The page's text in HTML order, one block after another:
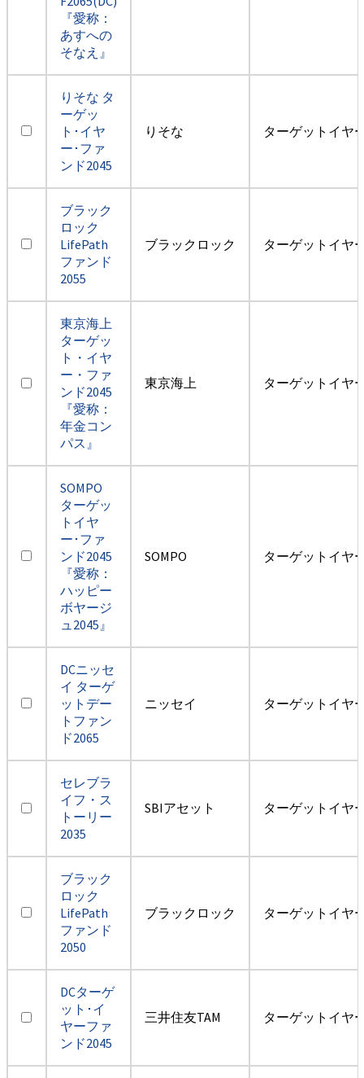
『愛称：
あすへの
そなえ』
りそな タ
ーゲッ
ト･イヤ
ー･ファ
ンド2045
りそな ターゲットイヤ
ブラック
ロック
LifePath
ファンド
2055
ブラックロック ターゲットイヤ
東京海上
ターゲッ
ト・イヤ
ー・ファ
ンド2045
『愛称：
年金コン
パス』
東京海上 ターゲットイヤ
SOMPO
ターゲッ
トイヤ
ー･ファ
ンド2045
『愛称：
ハッピー
ボヤージ
ュ2045』
SOMPO ターゲットイヤ
DCニッセ
イ ターゲ
ットデー
トファン
ド2065
ニッセイ ターゲットイヤ
セレブラ
イフ・ス
トーリー
2035
SBIアセット ターゲットイヤ
ブラック
ロック
LifePath
ファンド
2050
ブラックロック ターゲットイヤ
DCターゲ
ット･イ
ヤーファ
ンド2045
三井住友TAM ターゲットイヤ